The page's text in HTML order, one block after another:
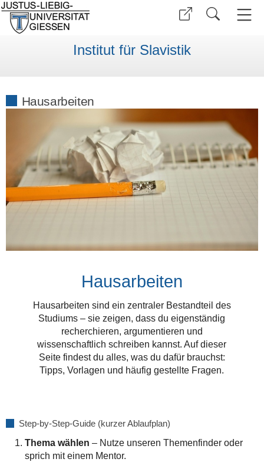
Institut für Slavistik
Hausarbeiten
Hausarbeiten
Hausarbeiten sind ein zentraler Bestandteil des
Studiums – sie zeigen, dass du eigenständig
recherchieren, argumentieren und
wissenschaftlich schreiben kannst. Auf dieser
Seite findest du alles, was du dafür brauchst:
Tipps, Vorlagen und häufig gestellte Fragen.
Step‑by‑Step‑Guide (kurzer Ablaufplan)
Thema wählen – Nutze unseren Themenfinder oder
sprich mit einem Mentor.